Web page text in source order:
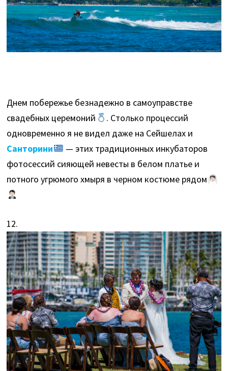
Днем побережье безнадежно в самоуправстве
свадебных церемоний
. Столько процессий
одновременно я не видел даже на Сейшелах и
Санторини
— этих традиционных инкубаторов
фотосессий сияющей невесты в белом платье и
потного угрюмого хмыря в черном костюме рядом
12.